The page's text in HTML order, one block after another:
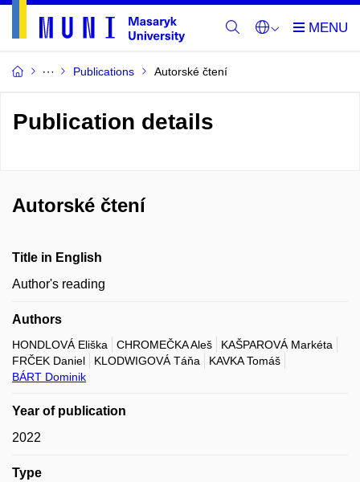
Publications Autorské čtení
Publication details
Autorské čtení
Title in English
Author's reading
Authors
HONDLOVÁ Eliška CHROMEČKA Aleš
KAŠPAROVÁ Markéta
FRČEK Daniel
KLODWIGOVÁ Táňa
KAVKA Tomáš
BÁRT Dominik
Year of publication
2022
Type